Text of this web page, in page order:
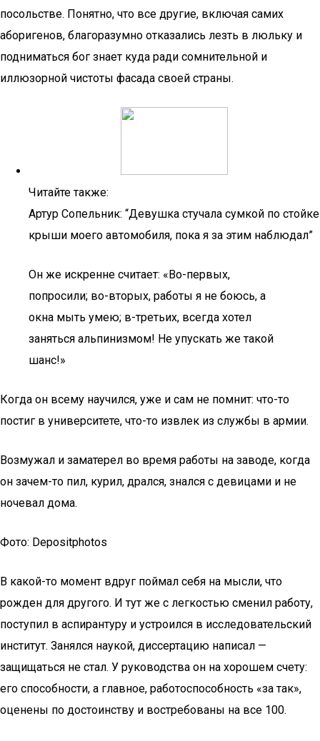
посольстве. Понятно, что все другие, включая самих
аборигенов, благоразумно отказались лезть в люльку и
подниматься бог знает куда ради сомнительной и
иллюзорной чистоты фасада своей страны.
Читайте также:
Артур Сопельник: “Девушка стучала сумкой по стойке
крыши моего автомобиля, пока я за этим наблюдал”
Он же искренне считает: «Во-первых,
попросили; во-вторых, работы я не боюсь, а
окна мыть умею; в-третьих, всегда хотел
заняться альпинизмом! Не упускать же такой
шанс!»
Когда он всему научился, уже и сам не помнит: что-то
постиг в университете, что-то извлек из службы в армии.
Возмужал и заматерел во время работы на заводе, когда
он зачем-то пил, курил, дрался, знался с девицами и не
ночевал дома.
Фото: Depositphotos
В какой-то момент вдруг поймал себя на мысли, что
рожден для другого. И тут же с легкостью сменил работу,
поступил в аспирантуру и устроился в исследовательский
институт. Занялся наукой, диссертацию написал —
защищаться не стал. У руководства он на хорошем счету:
его способности, а главное, работоспособность «за так»,
оценены по достоинству и востребованы на все 100.